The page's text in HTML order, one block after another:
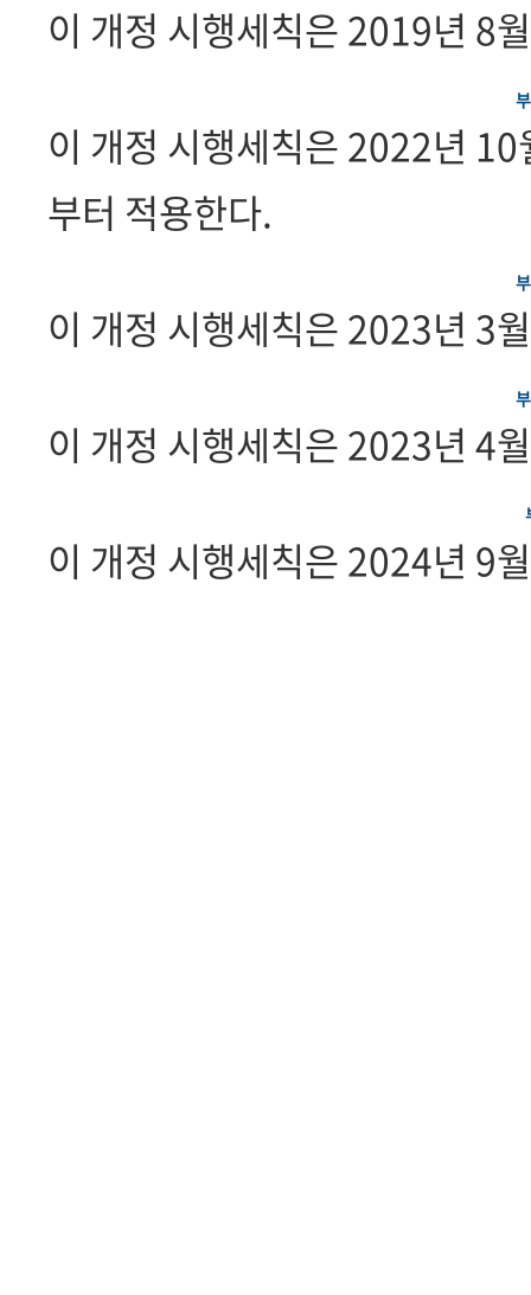
이 개정 시행세칙은 2019년 8
이 개정 시행세칙은 2022년
부터 적용한다.
이 개정 시행세칙은 2023년 3
이 개정 시행세칙은 2023년 4
이 개정 시행세칙은 2024년 9